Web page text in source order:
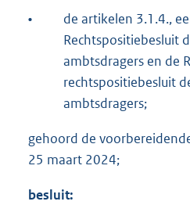
•
de artikelen 3.1.4.,
Rechtspositiebesluit
ambtsdragers en de
rechtspositiebesluit
ambtsdragers;
gehoord de
25 maart 2024;
besluit: